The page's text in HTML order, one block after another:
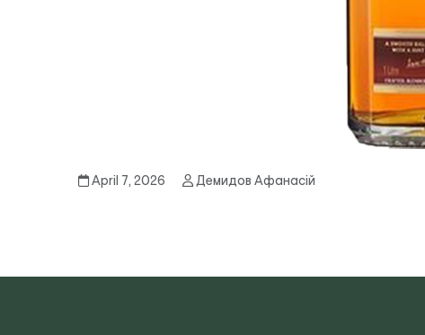
April 7, 2026 Демидов Афанасій